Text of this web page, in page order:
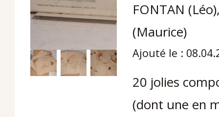
FONTAN
(Maurice)
Ajouté le :
20 jolies
(dont une en